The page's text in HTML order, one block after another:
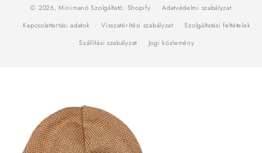
© 2026,Minimanó Szolgáltató: Shopify
Adatvédelmi szabályzat
Kapcsolattartási adatok
Visszatérítési szabályzat
Szolgáltatási feltételek
Szállítási szabályzat
Jogi közlemény